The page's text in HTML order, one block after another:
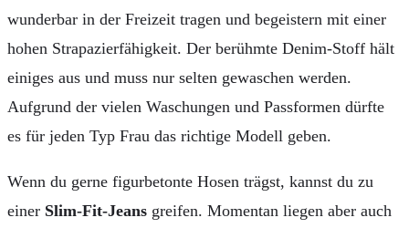
wunderbar in der Freizeit tragen und begeistern mit einer
hohen Strapazierfähigkeit. Der berühmte Denim-Stoff hält
einiges aus und muss nur selten gewaschen werden.
Aufgrund der vielen Waschungen und Passformen dürfte
es für jeden Typ Frau das richtige Modell geben.
Wenn du gerne figurbetonte Hosen trägst, kannst du zu
einer Slim-Fit-Jeans greifen. Momentan liegen aber auch